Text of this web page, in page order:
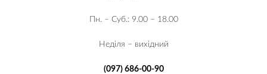
Пн. – Суб.: 9.00 – 18.00
Неділя – вихідний
(097) 686-00-90